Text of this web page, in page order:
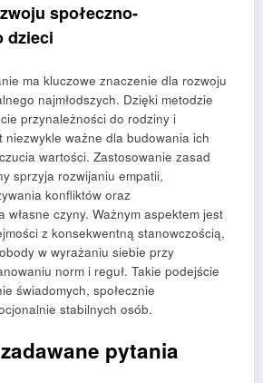
społeczno-
dzieci
ma kluczowe znaczenie dla rozwoju
najmłodszych. Dzięki metodzie
przynależności do rodziny i
niezwykle ważne dla budowania ich
wartości. Zastosowanie zasad
sprzyja rozwijaniu empatii,
konfliktów oraz
własne czyny. Ważnym aspektem jest
z konsekwentną stanowczością,
w wyrażaniu siebie przy
norm i reguł. Takie podejście
świadomych, społecznie
stabilnych osób.
pytania